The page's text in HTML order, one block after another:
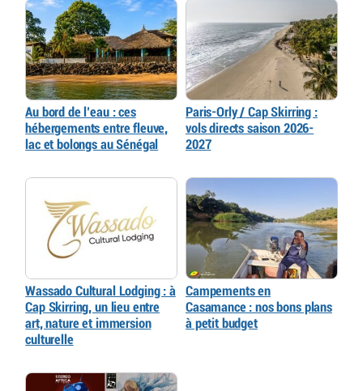
Au bord de l’eau : ces
hébergements entre fleuve,
lac et bolongs au Sénégal
Paris-Orly / Cap Skirring :
vols directs saison 2026-
2027
Wassado Cultural Lodging : à
Cap Skirring, un lieu entre
art, nature et immersion
culturelle
Campements en
Casamance : nos bons plans
à petit budget